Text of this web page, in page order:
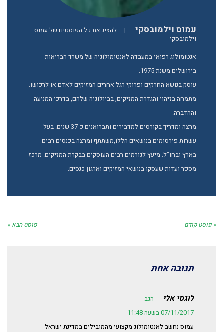
עמוס וילמובסקי |
להציג את כל הפוסטים של עמוס
וילמובסקי
אנטומולוג רפואי במעבדה לאנטומולוגיה של משרד הבריאות
בירושלים משנת 1975.
עוסק בנושא החרקים ופרוקי רגל אחרים המזיקים לאדם או לרכושו.
מתמחה בזיהוי והגדרת המזיקים, בביולוגיה שלהם, בדרכי המניעה
וההדברה.
מרצה ומדריך בקורסים למדבירים ותברואנים כ-37 שנים. בעל
עשרות פירסומים בנושאים הללו,משתתף ומרצה בכנסים רבים
בארץ ובחו"ל. מיעץ לגורמים רבים העוסקים בבקרת המזיקים. מרכז
מספר ועדות שעסקו בנושאי המזיקים וארגון כנסים.
« פוסט קודם פוסט הבא »
תגובה אחת
לוגסי אלי
הגב
07/11/2017 בשעה 11:48
עמוס נחשב לאנטומולוג מקצועי מהמובילים במדינת ישראל